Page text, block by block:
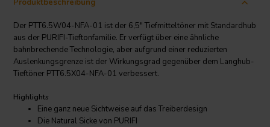
Produktbeschreibung
Der PTT6.5W04-NFA-01 ist der 6,5" Tiefmitteltöner mit Standardhub
aus der PURIFI-Tieftonfamilie. Er verfügt über eine ähnliche
bahnbrechende Technologie, aber aufgrund einer reduzierten
Auslenkungsgrenze ist der Wirkungsgrad gegenüber dem Langhub-
Tieftöner PTT6.5X04-NFA-01 verbessert.
Highlights
Eine ganz neue Sichtweise auf das Treiberdesign
Die Natural Sicke von PURIFI